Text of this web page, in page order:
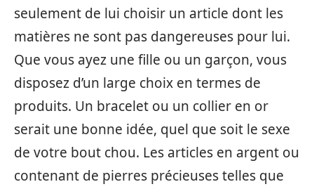
seulement de lui choisir un article dont les
matières ne sont pas dangereuses pour lui.
Que vous ayez une fille ou un garçon, vous
disposez d’un large choix en termes de
produits. Un bracelet ou un collier en or
serait une bonne idée, quel que soit le sexe
de votre bout chou. Les articles en argent ou
contenant de pierres précieuses telles que